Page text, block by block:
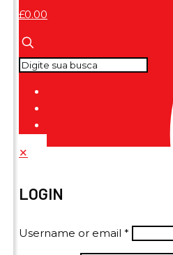
£0.00
✕
LOGIN
Username or email *